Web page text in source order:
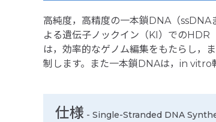
高純度，高精度の一本鎖DNA（ssDNA
よる遺伝子ノックイン（KI）でのHDR
は，効率的なゲノム編集をもたらし，
制します。また一本鎖DNAは，in vitro
仕様 - Single-Stranded DNA